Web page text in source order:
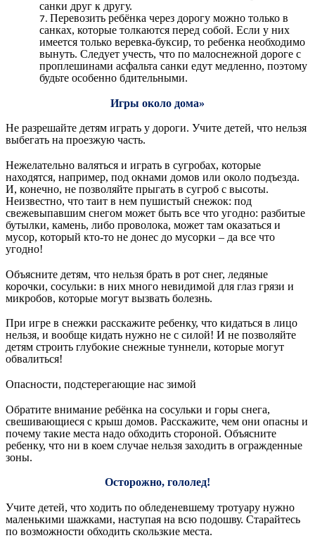
санки друг к другу.
Перевозить ребёнка через дорогу можно только в
санках, которые толкаются перед собой. Если у них
имеется только веревка-буксир, то ребенка необходимо
вынуть. Следует учесть, что по малоснежной дороге с
проплешинами асфальта санки едут медленно, поэтому
будьте особенно бдительными.
Игры около дома»
Не разрешайте детям играть у дороги. Учите детей, что нельзя
выбегать на проезжую часть.
Нежелательно валяться и играть в сугробах, которые
находятся, например, под окнами домов или около подъезда.
И, конечно, не позволяйте прыгать в сугроб с высоты.
Неизвестно, что таит в нем пушистый снежок: под
свежевыпавшим снегом может быть все что угодно: разбитые
бутылки, камень, либо проволока, может там оказаться и
мусор, который кто-то не донес до мусорки – да все что
угодно!
Объясните детям, что нельзя брать в рот снег, ледяные
корочки, сосульки: в них много невидимой для глаз грязи и
микробов, которые могут вызвать болезнь.
При игре в снежки расскажите ребенку, что кидаться в лицо
нельзя, и вообще кидать нужно не с силой! И не позволяйте
детям строить глубокие снежные туннели, которые могут
обвалиться!
Опасности, подстерегающие нас зимой
Обратите внимание ребёнка на сосульки и горы снега,
свешивающиеся с крыш домов. Расскажите, чем они опасны и
почему такие места надо обходить стороной. Объясните
ребенку, что ни в коем случае нельзя заходить в огражденные
зоны.
Осторожно, гололед!
Учите детей, что ходить по обледеневшему тротуару нужно
маленькими шажками, наступая на всю подошву. Старайтесь
по возможности обходить скользкие места.